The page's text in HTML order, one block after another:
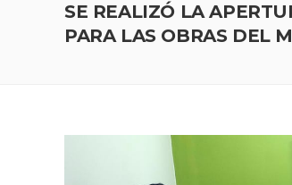
SE REALIZÓ LA
PARA LAS OBRAS DEL